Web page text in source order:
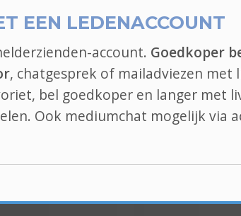
EEN LEDENACCOUNT
account. Goedkoper
, chatgesprek of mailadviezen met
bel goedkoper en langer met
Ook mediumchat mogelijk via